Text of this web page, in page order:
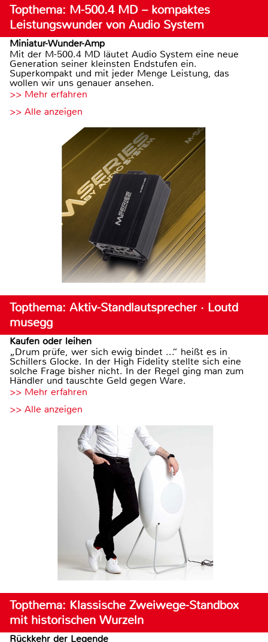
Topthema: M-500.4 MD – kompaktes
Leistungswunder von Audio System
Miniatur-Wunder-Amp
Mit der M-500.4 MD läutet Audio System eine neue
Generation seiner kleinsten Endstufen ein.
Superkompakt und mit jeder Menge Leistung, das
wollen wir uns genauer ansehen.
>> Mehr erfahren
>> Alle anzeigen
Topthema: Aktiv-Standlautsprecher · Loutd
musegg
Kaufen oder leihen
„Drum prüfe, wer sich ewig bindet ...“ heißt es in
Schillers Glocke. In der High Fidelity stellte sich eine
solche Frage bisher nicht. In der Regel ging man zum
Händler und tauschte Geld gegen Ware.
>> Mehr erfahren
>> Alle anzeigen
Topthema: Klassische Zweiwege-Standbox
mit historischen Wurzeln
Rückkehr der Legende